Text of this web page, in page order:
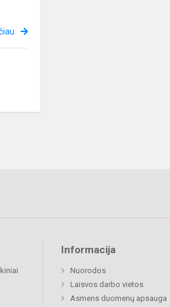
Informacija
Nuorodos
Laisvos darbo vietos
Asmens duomenų apsauga